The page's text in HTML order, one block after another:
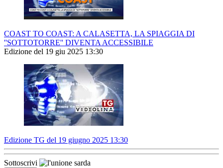
COAST TO COAST: A CALASETTA, LA SPIAGGIA DI
''SOTTOTORRE'' DIVENTA ACCESSIBILE
Edizione del 19 giu 2025 13:30
Edizione TG del 19 giugno 2025 13:30
Sottoscrivi